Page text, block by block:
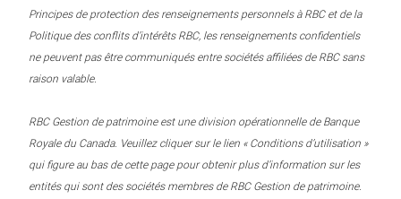
Principes de protection des renseignements personnels à RBC et de la
Politique des conflits d’intérêts RBC, les renseignements confidentiels
ne peuvent pas être communiqués entre sociétés affiliées de RBC sans
raison valable.
RBC Gestion de patrimoine est une division opérationnelle de Banque
Royale du Canada. Veuillez cliquer sur le lien « Conditions d’utilisation »
qui figure au bas de cette page pour obtenir plus d’information sur les
entités qui sont des sociétés membres de RBC Gestion de patrimoine.